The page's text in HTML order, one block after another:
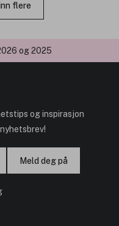
flere
og 2025
og inspirasjon
Meld deg på